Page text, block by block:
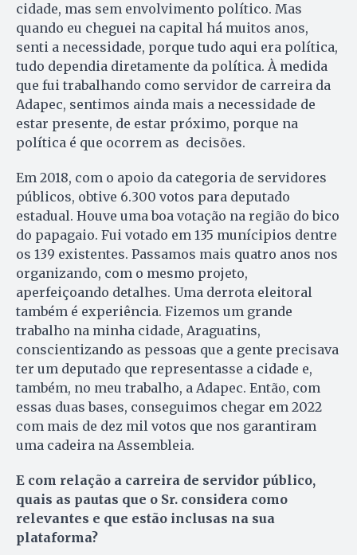
cidade, mas sem envolvimento político. Mas
quando eu cheguei na capital há muitos anos,
senti a necessidade, porque tudo aqui era política,
tudo dependia diretamente da política. À medida
que fui trabalhando como servidor de carreira da
Adapec, sentimos ainda mais a necessidade de
estar presente, de estar próximo, porque na
política é que ocorrem as decisões.
Em 2018, com o apoio da categoria de servidores
públicos, obtive 6.300 votos para deputado
estadual. Houve uma boa votação na região do bico
do papagaio. Fui votado em 135 munícipios dentre
os 139 existentes. Passamos mais quatro anos nos
organizando, com o mesmo projeto,
aperfeiçoando detalhes. Uma derrota eleitoral
também é experiência. Fizemos um grande
trabalho na minha cidade, Araguatins,
conscientizando as pessoas que a gente precisava
ter um deputado que representasse a cidade e,
também, no meu trabalho, a Adapec. Então, com
essas duas bases, conseguimos chegar em 2022
com mais de dez mil votos que nos garantiram
uma cadeira na Assembleia.
E com relação a carreira de servidor público,
quais as pautas que o Sr. considera como
relevantes e que estão inclusas na sua
plataforma?